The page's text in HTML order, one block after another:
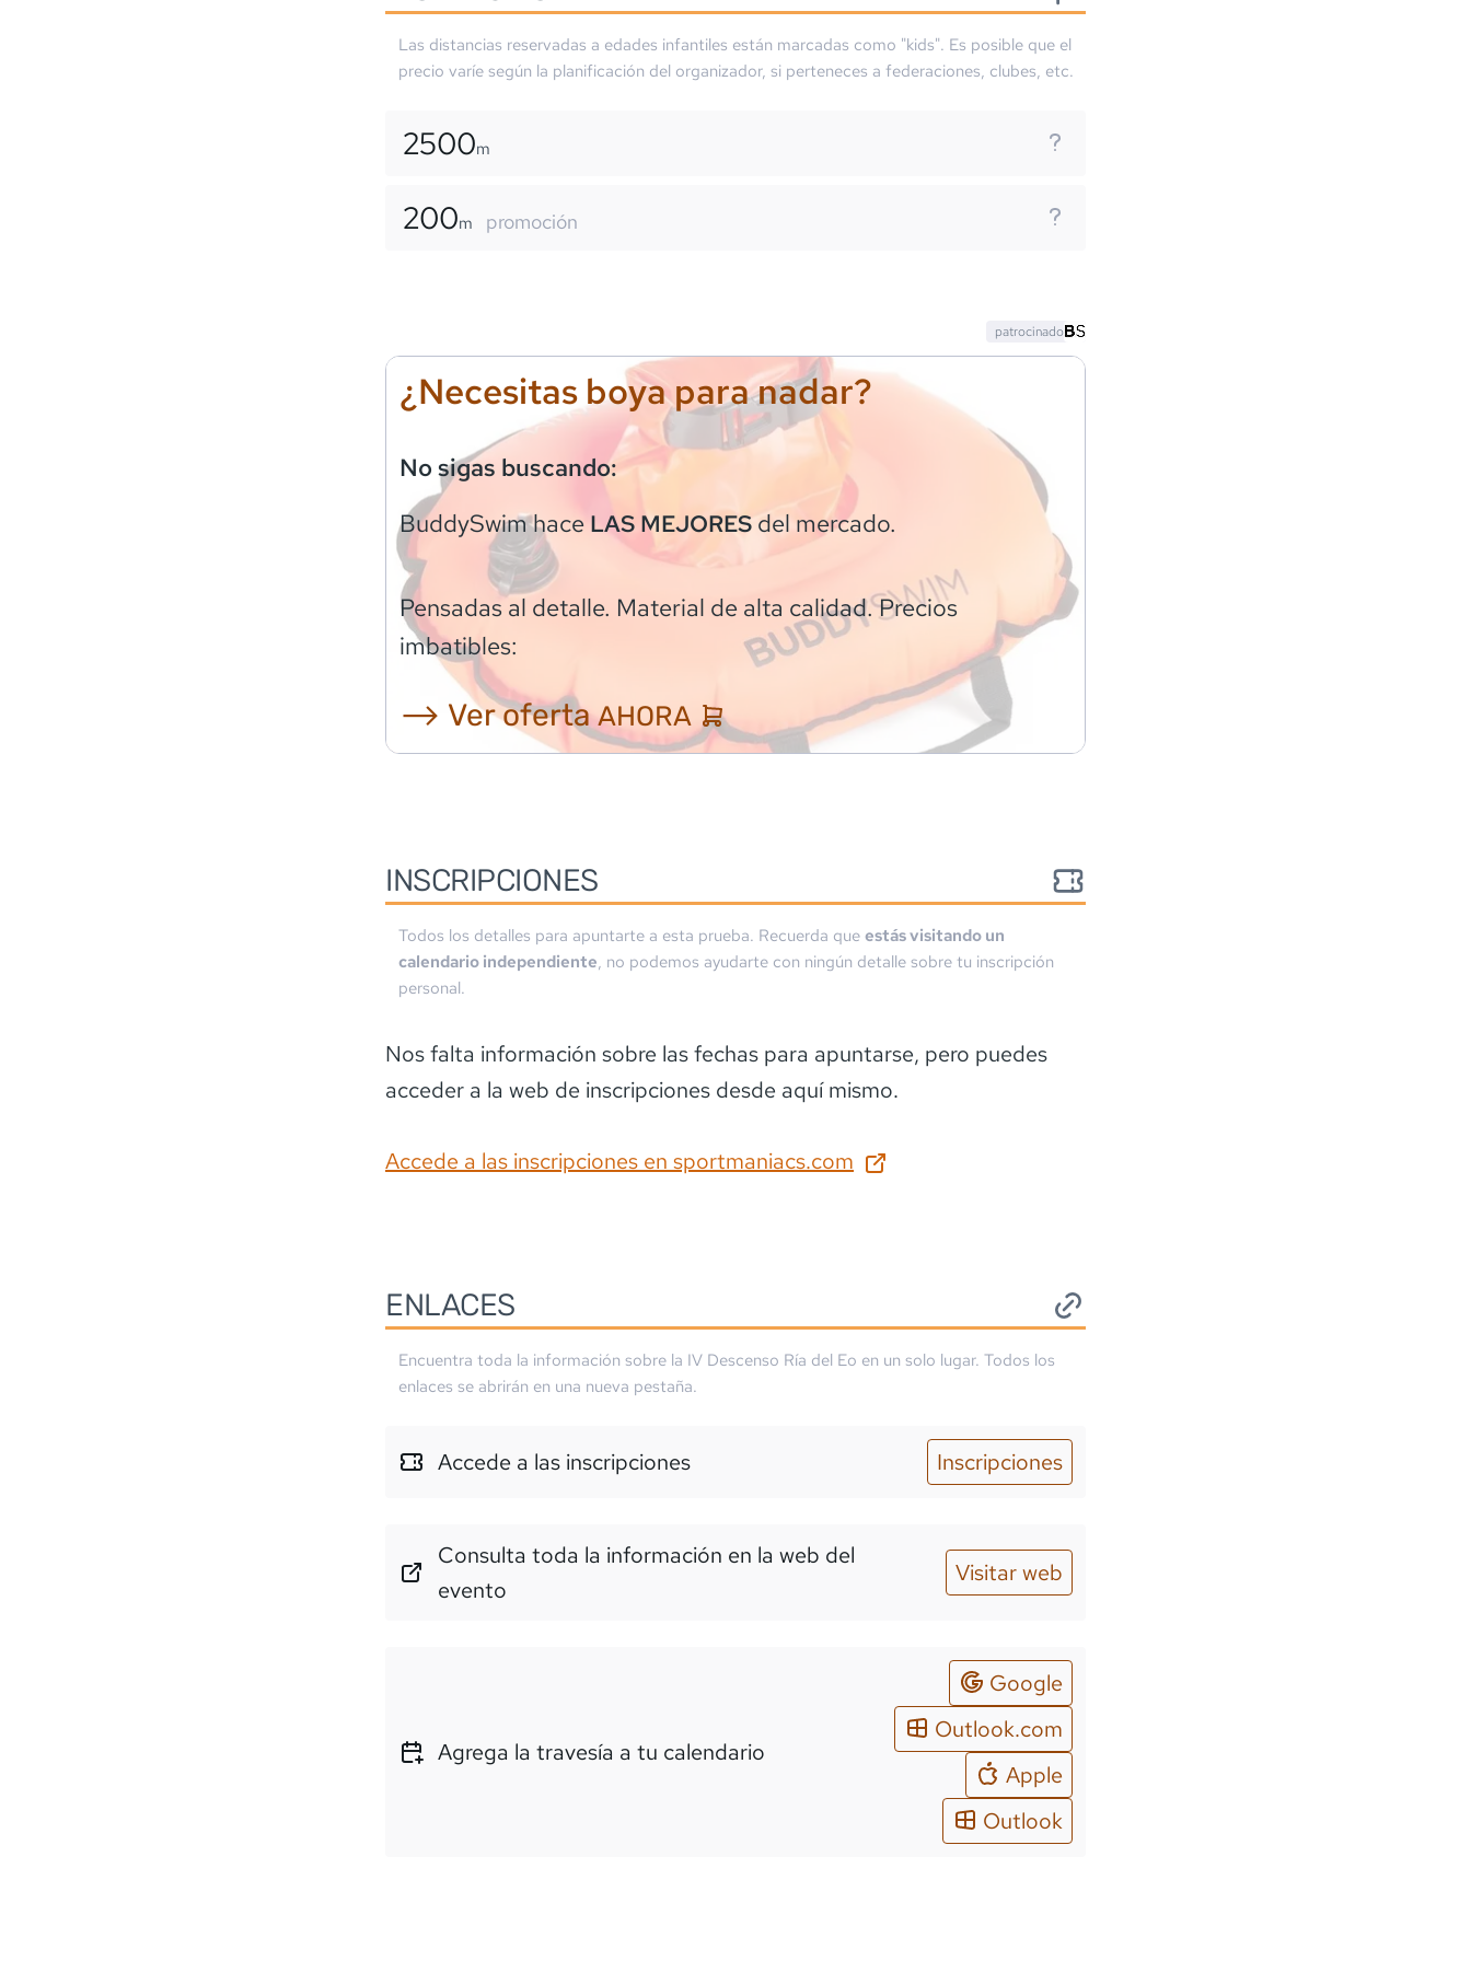
Las distancias reservadas a edades infantiles están marcadas como "kids". Es posible que el
precio varíe según la planificación del organizador, si perteneces a federaciones, clubes, etc.
2500m
200m promoción
¿Necesitas boya para nadar?
No sigas buscando:
BuddySwimhaceLAS MEJORESdel mercado.
Pensadas al detalle. Material de alta calidad. Precios
imbatibles:
⟶ Ver ofertaAHORA
patrocinado
INSCRIPCIONES
Todos los detalles para apuntarte a esta prueba. Recuerda que estás visitando un
calendario independiente, no podemos ayudarte con ningún detalle sobre tu inscripción
personal.
Nos falta información sobre las fechas para apuntarse, pero puedes
acceder a la web de inscripciones desde aquí mismo.
Accede a las inscripciones en sportmaniacs.com
ENLACES
Encuentra toda la información sobre la IV Descenso Ría del Eo en un solo lugar. Todos los
enlaces se abrirán en una nueva pestaña.
Accede a las inscripciones Inscripciones
Consulta toda la información en la web del
evento
Visitar web
Agrega la travesía a tu calendario
Google
Outlook.com
Apple
Outlook